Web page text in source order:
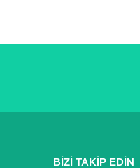
BİZİ TAKİP EDİN